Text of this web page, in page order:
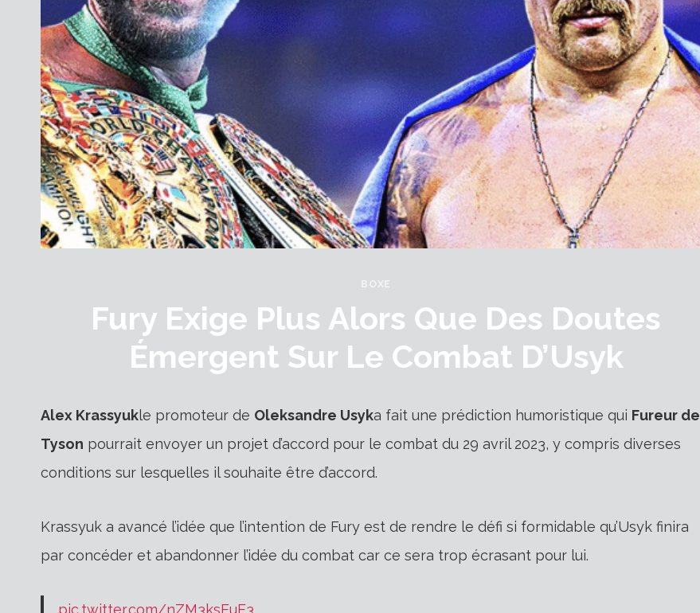
BOXE
Fury Exige Plus Alors Que Des Doutes
Émergent Sur Le Combat D’Usyk
Alex Krassyukle promoteur de Oleksandre Usyka fait une prédiction humoristique qui Fureur de
Tyson pourrait envoyer un projet d’accord pour le combat du 29 avril 2023, y compris diverses
conditions sur lesquelles il souhaite être d’accord.
Krassyuk a avancé l’idée que l’intention de Fury est de rendre le défi si formidable qu’Usyk finira
par concéder et abandonner l’idée du combat car ce sera trop écrasant pour lui.
pic.twitter.com/nZM3ksEuE3